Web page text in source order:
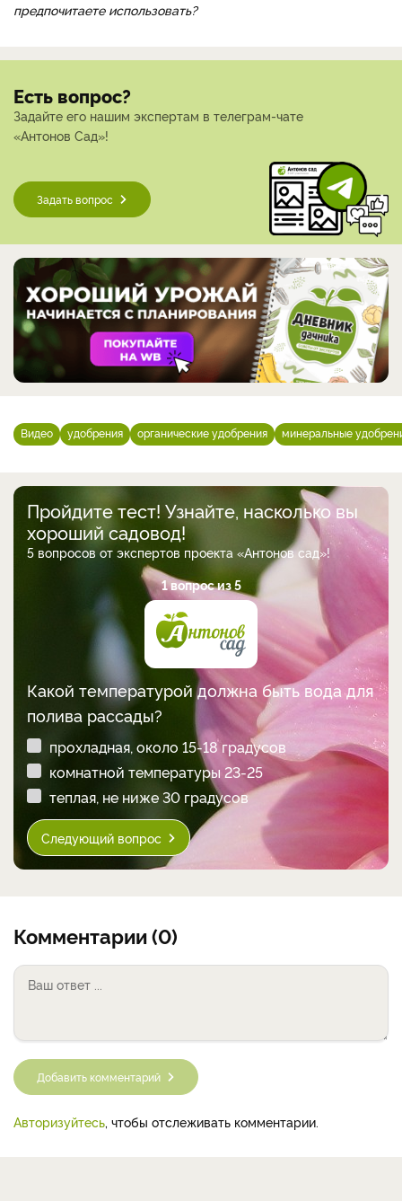
предпочитаете использовать?
Есть вопрос?
Задайте его нашим экспертам в телеграм-чате
«Антонов Сад»!
Задать вопрос
Видео удобрения органические удобрения минеральные
Пройдите тест! Узнайте, насколько вы
хороший садовод!
5 вопросов от экспертов проекта «Антонов сад»!
1 вопрос из 5
Какой температурой должна быть вода для
полива рассады?
прохладная, около 15-18 градусов
комнатной температуры 23-25
теплая, не ниже 30 градусов
Следующий вопрос
Комментарии (0)
Добавить комментарий
Авторизуйтесь, чтобы отслеживать комментарии.